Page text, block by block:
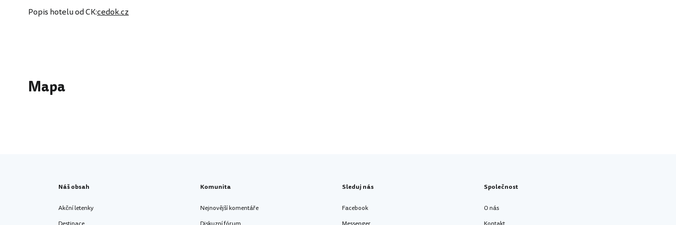
Popis hotelu od CK:cedok.cz
Mapa
Náš obsah
Akční letenky
Komunita
Nejnovější komentáře
Sleduj nás
Facebook
Společnost
O nás